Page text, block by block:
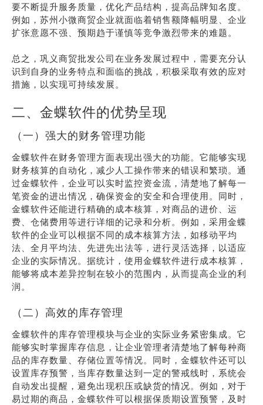
要不断提升服务质量，优化产品结构，提高品牌知名度。
例如，苏州小微商贸企业就面临着销售额降幅明显、企业
扩张意愿不强、预期趋于谨慎等竞争激烈带来的难题。
总之，巩义商贸批发公司在业务发展过程中，需要充分认
识到自身的业务特点和面临的挑战，积极采取有效的应对
措施，以实现可持续发展。
二、金蝶软件的优势呈现
（一）强大的财务管理功能
金蝶软件在财务管理方面表现出强大的功能。它能够实现
财务核算的自动化，减少人工操作带来的错误和繁琐。通
过金蝶软件，企业可以实时监控资金流，清楚地了解每一
笔资金的进出情况，确保资金的安全和合理使用。同时，
金蝶软件还能进行精确的成本核算，对商品的进价、运
费、仓储费用等进行详细的记录和分析。例如，采用金蝶
软件的企业可以根据不同的成本核算方法，如移动平均
法、全月平均法、先进先出法等，进行灵活选择，以适应
企业的实际情况。据统计，使用金蝶软件进行成本核算，
能够将成本差异控制在较小的范围内，从而提高企业的利
润。
（二）高效的库存管理
金蝶软件的库存管理模块与企业的实际业务紧密集成。它
能够实时掌握库存信息，让企业管理者清楚地了解每种商
品的库存数量、存储位置等情况。同时，金蝶软件还可以
设置库存预警，当库存数量达到一定的警戒线时，系统会
自动发出提醒，避免出现积压或缺货的情况。例如，对于
易过期的商品，金蝶软件可以根据保质期设置预警，及时